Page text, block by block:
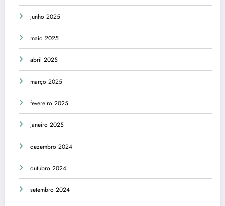
junho 2025
maio 2025
abril 2025
março 2025
fevereiro 2025
janeiro 2025
dezembro 2024
outubro 2024
setembro 2024